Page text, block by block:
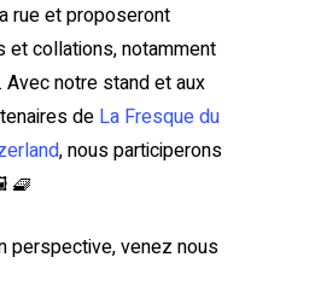
rue et proposeront
et collations, notamment
notre stand et aux
de La Fresque du
, nous participerons
🧇
perspective, venez nous